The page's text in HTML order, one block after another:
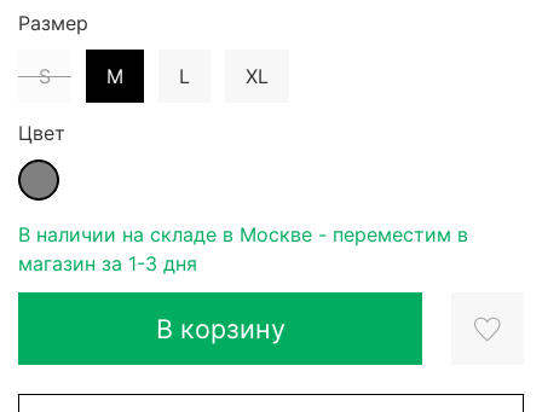
В корзину
Размер
S M L XL
Цвет
В наличии на складе в Москве - переместим в
магазин за 1-3 дня